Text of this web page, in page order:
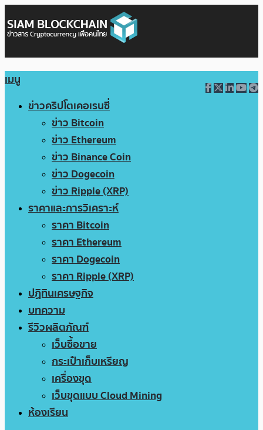
เมนู
ข่าวคริปโตเคอเรนซี่
ข่าว Bitcoin
ข่าว Ethereum
ข่าว Binance Coin
ข่าว Dogecoin
ข่าว Ripple (XRP)
ราคาและการวิเคราะห์
ราคา Bitcoin
ราคา Ethereum
ราคา Dogecoin
ราคา Ripple (XRP)
ปฏิทินเศรษฐกิจ
บทความ
รีวิวผลิตภัณฑ์
เว็บซื้อขาย
กระเป๋าเก็บเหรียญ
เครื่องขุด
เว็บขุดแบบ Cloud Mining
ห้องเรียน